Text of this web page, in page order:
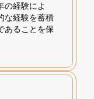
の経験によ
な経験を蓄積
あることを保